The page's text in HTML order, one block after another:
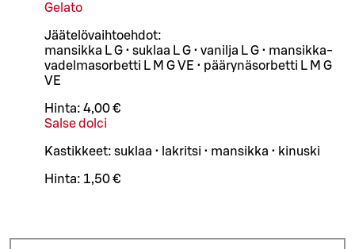
Gelato
Jäätelövaihtoehdot:
mansikka L G • suklaa L G • vanilja L G • mansikka-
vadelmasorbetti L M G VE • päärynäsorbetti L M G
VE
Hinta: 4,00 €
Salse dolci
Kastikkeet: suklaa • lakritsi • mansikka • kinuski
Hinta: 1,50 €